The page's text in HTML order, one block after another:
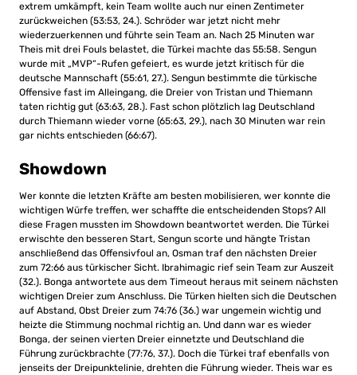
extrem umkämpft, kein Team wollte auch nur einen Zentimeter
zurückweichen (53:53, 24.). Schröder war jetzt nicht mehr
wiederzuerkennen und führte sein Team an. Nach 25 Minuten war
Theis mit drei Fouls belastet, die Türkei machte das 55:58. Sengun
wurde mit „MVP“-Rufen gefeiert, es wurde jetzt kritisch für die
deutsche Mannschaft (55:61, 27.). Sengun bestimmte die türkische
Offensive fast im Alleingang, die Dreier von Tristan und Thiemann
taten richtig gut (63:63, 28.). Fast schon plötzlich lag Deutschland
durch Thiemann wieder vorne (65:63, 29.), nach 30 Minuten war rein
gar nichts entschieden (66:67).
Showdown
Wer konnte die letzten Kräfte am besten mobilisieren, wer konnte die
wichtigen Würfe treffen, wer schaffte die entscheidenden Stops? All
diese Fragen mussten im Showdown beantwortet werden. Die Türkei
erwischte den besseren Start, Sengun scorte und hängte Tristan
anschließend das Offensivfoul an, Osman traf den nächsten Dreier
zum 72:66 aus türkischer Sicht. Ibrahimagic rief sein Team zur Auszeit
(32.). Bonga antwortete aus dem Timeout heraus mit seinem nächsten
wichtigen Dreier zum Anschluss. Die Türken hielten sich die Deutschen
auf Abstand, Obst Dreier zum 74:76 (36.) war ungemein wichtig und
heizte die Stimmung nochmal richtig an. Und dann war es wieder
Bonga, der seinen vierten Dreier einnetzte und Deutschland die
Führung zurückbrachte (77:76, 37.). Doch die Türkei traf ebenfalls von
jenseits der Dreipunktelinie, drehten die Führung wieder. Theis war es